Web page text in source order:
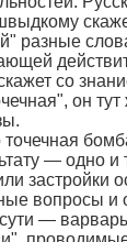
разные
со
он
точечная
— одно
застройки
вопросы и
—